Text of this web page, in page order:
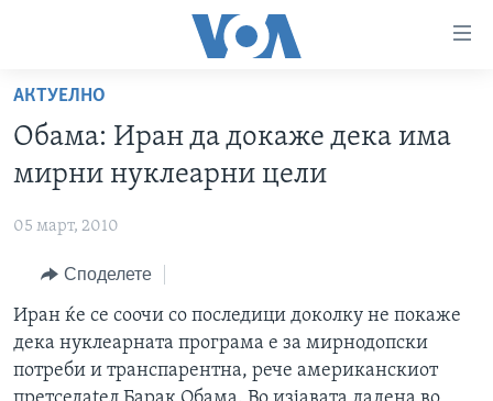
пристапност
Премини
на
главната
Премини
за
навигација
Пребарувај
ДОМА
МАКЕДОНИЈА
СВЕТ
ЕКОНОМИЈА
ПОЛИТИКА
ЗДРАВЈЕ
ФОТОГАЛЕРИИ
ДОКУМЕНТАРЦИ
АРХИВИРАНА ПРОГРАМА
NEWSFLASH - АРХИВА
ВЕСТИ ОД САД ВО МИНУТА - АРХИВА
ИЗБОРИ ВО САД 2020 - АРХИВА
ЗА НАС
Learning English
АКТУЕЛНО
Обама: Иран да докаже дека има
мирни нуклеарни цели
05 март, 2010
Споделете
Иран ќе се соочи со последици доколку не покаже
дека нуклеарната програма е за мирнодопски
потреби и транспарентна, рече американскиот